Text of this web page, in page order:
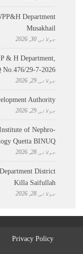
Department
Musakhail
جولائی 30, 2026
& H Department,
29-7-2026
جولائی 29, 2026
Authority
جولائی 29, 2026
of Nephro-
Quetta BINUQ
جولائی 28, 2026
District
Killa Saifullah
جولائی 28, 2026
Privacy Policy